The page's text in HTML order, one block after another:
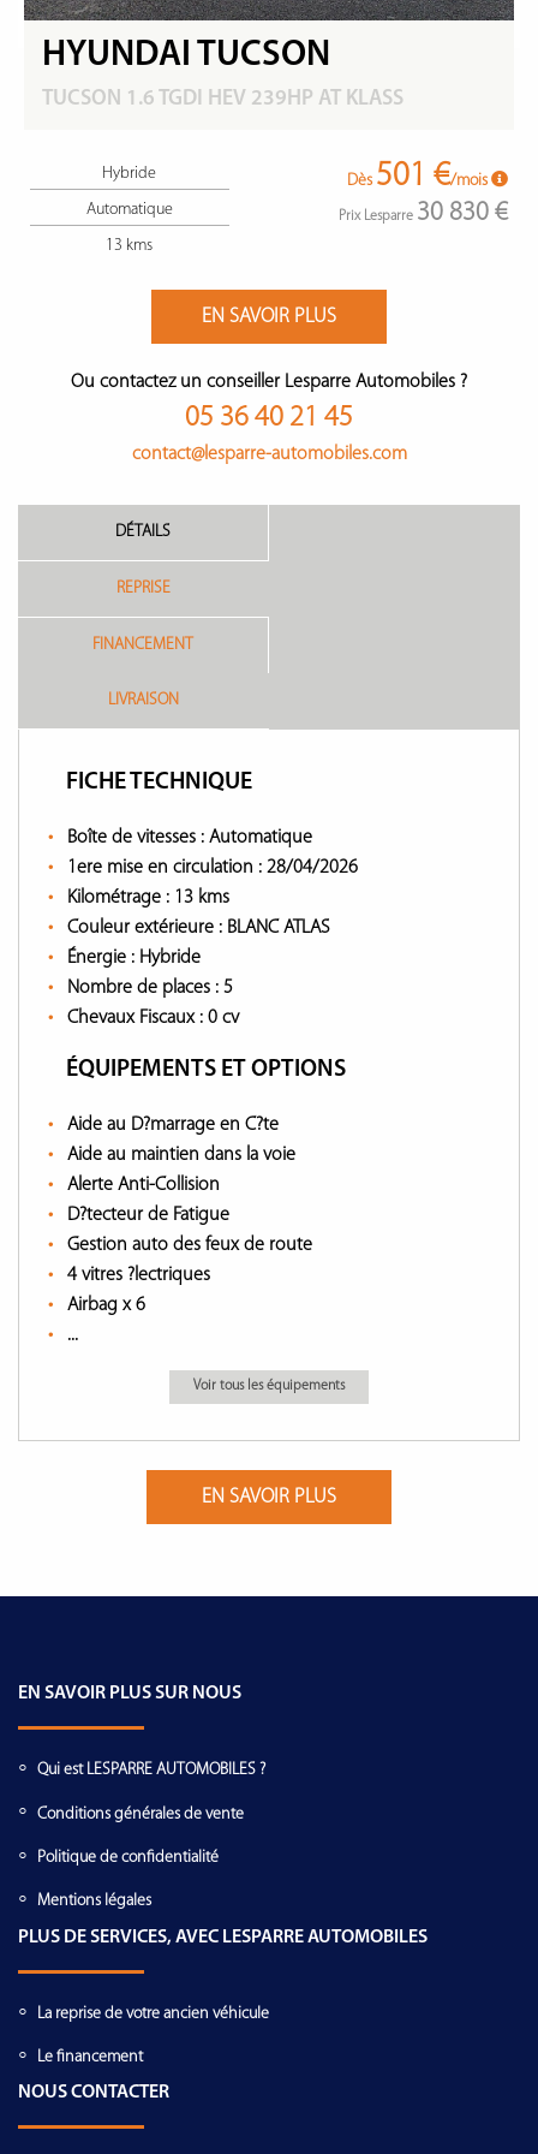
HYUNDAI TUCSON
TUCSON 1.6 TGDI HEV 239HP AT KLASS
Hybride
Automatique
13 kms
Dès 501 €/mois
Prix Lesparre 30 830 €
EN SAVOIR PLUS
Ou contactez un conseiller Lesparre Automobiles ?
05 36 40 21 45
contact@lesparre-automobiles.com
DÉTAILS
REPRISE
FINANCEMENT
LIVRAISON
FICHE TECHNIQUE
Boîte de vitesses : Automatique
1ere mise en circulation : 28/04/2026
Kilométrage : 13 kms
Couleur extérieure : BLANC ATLAS
Énergie : Hybride
Nombre de places : 5
Chevaux Fiscaux : 0 cv
ÉQUIPEMENTS ET OPTIONS
Aide au D?marrage en C?te
Aide au maintien dans la voie
Alerte Anti-Collision
D?tecteur de Fatigue
Gestion auto des feux de route
4 vitres ?lectriques
Airbag x 6
...
Voir tous les équipements
EN SAVOIR PLUS
EN SAVOIR PLUS SUR NOUS
Qui est LESPARRE AUTOMOBILES ?
Conditions générales de vente
Politique de confidentialité
Mentions légales
PLUS DE SERVICES, AVEC LESPARRE AUTOMOBILES
La reprise de votre ancien véhicule
Le financement
NOUS CONTACTER